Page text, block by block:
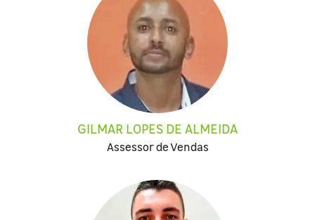
GILMAR LOPES DE ALMEIDA
Assessor de Vendas